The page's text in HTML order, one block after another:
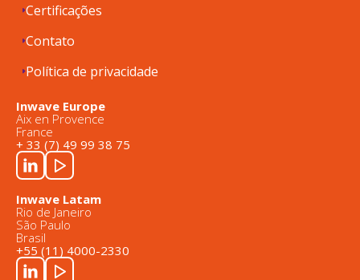
Certificações
Contato
Política de privacidade
Inwave Europe
Aix en Provence
France
+ 33 (7) 49 99 38 75
Inwave Latam
Rio de Janeiro
São Paulo
Brasil
+55 (11) 4000-2330